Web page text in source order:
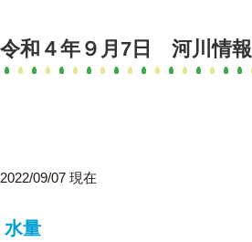
令和４年９月7日 河川情報
2022/09/07 現在
水量